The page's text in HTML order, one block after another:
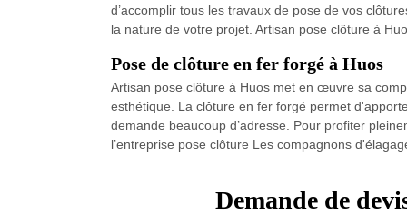
d’accomplir tous les travaux de pose de vos
la nature de votre projet. Artisan pose clôture à
Pose de clôture en fer forgé à Huos
Artisan pose clôture à Huos met en œuvre sa
esthétique. La clôture en fer forgé permet
demande beaucoup d’adresse. Pour profiter
l’entreprise pose clôture Les compagnons
Demande de